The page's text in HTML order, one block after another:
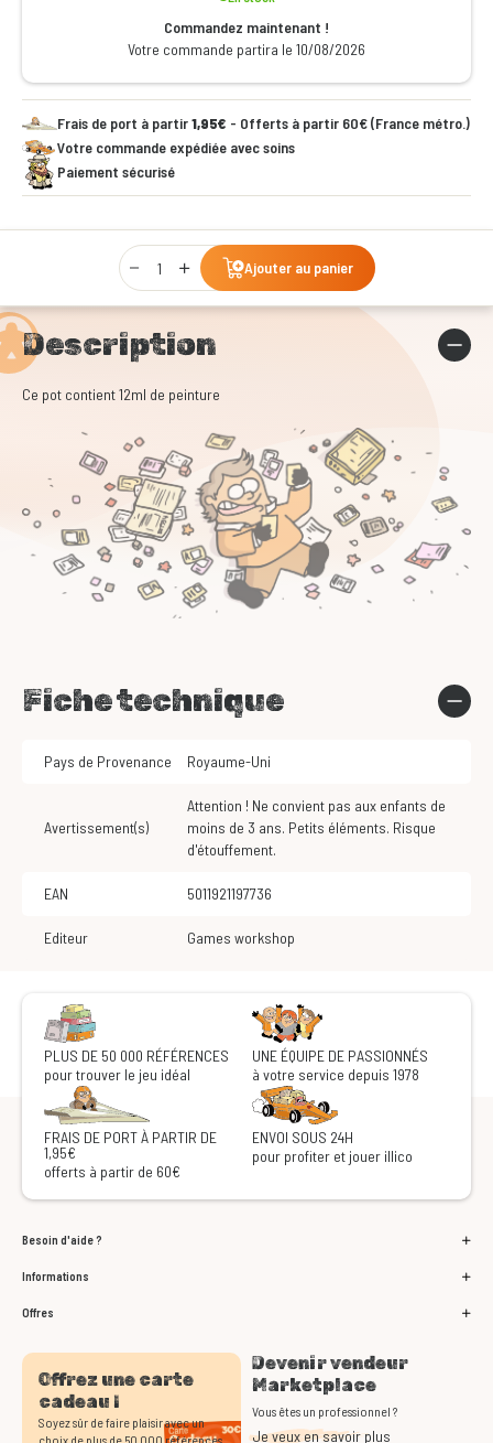
Commandez maintenant !
Votre commande partira le 10/08/2026
Frais de port à partir1,95€ - Offerts à partir 60€ (France métro.)
Votre commande expédiée avec soins
Paiement sécurisé
Qty
Ajouter au panier
Description
Ce pot contient 12ml de peinture
Fiche technique
Pays de Provenance Royaume-Uni
Avertissement(s)
Attention ! Ne convient pas aux enfants de
moins de 3 ans. Petits éléments. Risque
d'étouffement.
EAN 5011921197736
Editeur Games workshop
PLUS DE 50 000 RÉFÉRENCES
pour trouver le jeu idéal
UNE ÉQUIPE DE PASSIONNÉS
à votre service depuis 1978
FRAIS DE PORT À PARTIR DE
1,95€
offerts à partir de 60€
ENVOI SOUS 24H
pour profiter et jouer illico
Besoin d'aide ?
Informations
Offres
Offrez une carte
cadeau !
Soyez sûr de faire plaisir avec un
Devenir vendeur
Marketplace
Vous êtes un professionnel ?
Je veux en savoir plus